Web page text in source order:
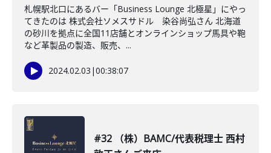
札幌駅北口にあるバー「Business Lounge 北極星」にやっ
てきたのは 株式会社ソメスサドル 染谷尚弘さん 北海道
の砂川を拠点に全国11店舗とオンラインショップ馬具や鞄
など革製品の製造、販売、...
2024.02.03 |00:38:07
#32 （株）BAMC/代表税理士 西村